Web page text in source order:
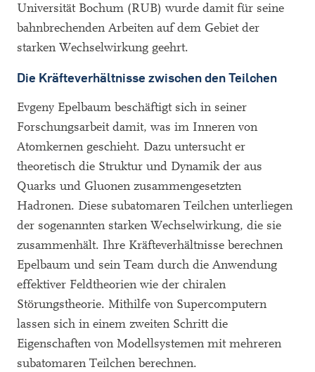
Universität Bochum (RUB) wurde damit für seine
bahnbrechenden Arbeiten auf dem Gebiet der
starken Wechselwirkung geehrt.
Die Kräfteverhältnisse zwischen den Teilchen
Evgeny Epelbaum beschäftigt sich in seiner
Forschungsarbeit damit, was im Inneren von
Atomkernen geschieht. Dazu untersucht er
theoretisch die Struktur und Dynamik der aus
Quarks und Gluonen zusammengesetzten
Hadronen. Diese subatomaren Teilchen unterliegen
der sogenannten starken Wechselwirkung, die sie
zusammenhält. Ihre Kräfteverhältnisse berechnen
Epelbaum und sein Team durch die Anwendung
effektiver Feldtheorien wie der chiralen
Störungstheorie. Mithilfe von Supercomputern
lassen sich in einem zweiten Schritt die
Eigenschaften von Modellsystemen mit mehreren
subatomaren Teilchen berechnen.